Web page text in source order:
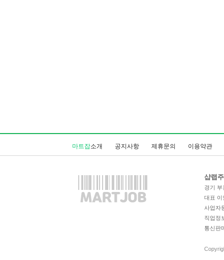
마트잡소개 공지사항 제휴문의 이용약관
샵랩
경기 부
대표 이
사업자
직업정
통신판